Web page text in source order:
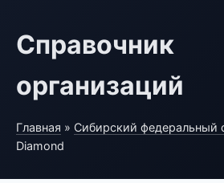
Справочник
организаций
Главная » Сибирский федеральный
Diamond